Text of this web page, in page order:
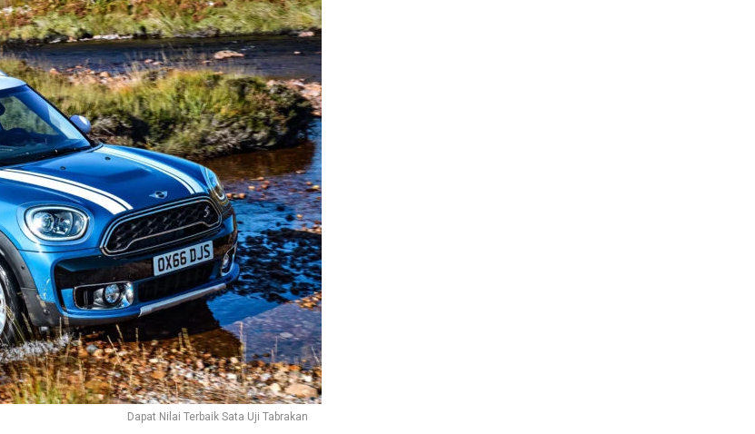
Dapat Nilai Terbaik Sata Uji Tabrakan